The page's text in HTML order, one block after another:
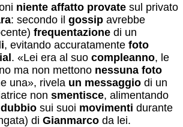
niente affatto provate sul privato
: secondo il gossip avrebbe
frequentazione di un
, evitando accuratamente foto
. «Lei era al suo compleanno, le
ma non mettono nessuna foto
una», rivela un messaggio di un
non smentisce, alimentando
sui suoi movimenti durante
di Gianmarco da lei.